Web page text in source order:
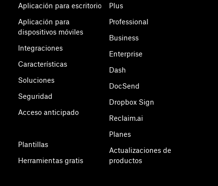
Aplicación para escritorio
Aplicación para
dispositivos móviles
Integraciones
Características
Soluciones
Seguridad
Acceso anticipado
Plantillas
Herramientas gratis
Plus
Professional
Business
Enterprise
Dash
DocSend
Dropbox Sign
Reclaim.ai
Planes
Actualizaciones de
productos